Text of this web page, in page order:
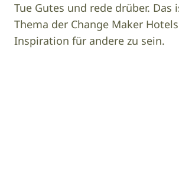
Tue Gutes und rede drüber. Das
Thema der Change Maker
Inspiration für andere zu sein.